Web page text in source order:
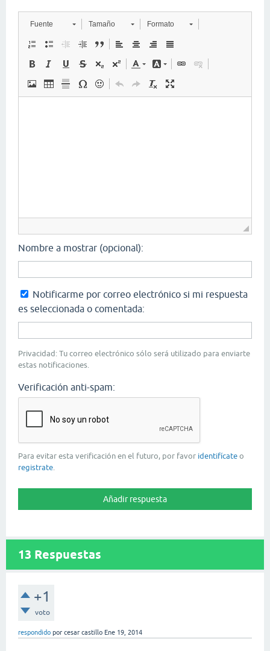
Fuente Tamaño Formato
Nombre a mostrar (opcional):
Notificarme por correo electrónico si mi respuesta
es seleccionada o comentada:
Privacidad: Tu correo electrónico sólo será utilizado para enviarte
estas notificaciones.
Verificación anti-spam:
Para evitar esta verificación en el futuro, por favor identifícate o
registrate
13 Respuestas
+1
voto
respondido por cesar castillo Ene 19, 2014